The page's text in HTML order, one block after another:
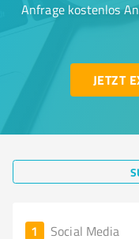
Anfrage kostenlos
JETZT
1 Social Media